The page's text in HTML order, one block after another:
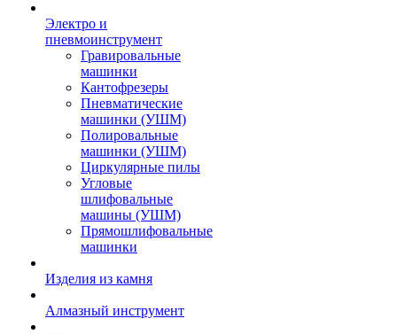
Электро и
пневмоинструмент
Гравировальные
машинки
Кантофрезеры
Пневматические
машинки (УШМ)
Полировальные
машинки (УШМ)
Циркулярные пилы
Угловые
шлифовальные
машины (УШМ)
Прямошлифовальные
машинки
Изделия из камня
Алмазный инструмент